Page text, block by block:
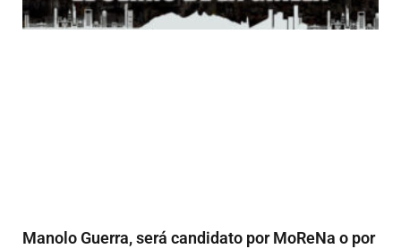
Manolo Guerra, será candidato por MoReNa o por